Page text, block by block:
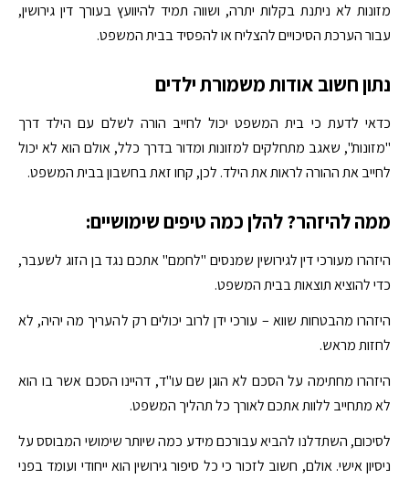
מזונות לא ניתנת בקלות יתרה, ושווה תמיד להיוועץ בעורך דין גירושין,
עבור הערכת הסיכויים להצליח או להפסיד בבית המשפט.
נתון חשוב אודות משמורת ילדים
כדאי לדעת כי בית המשפט יכול לחייב הורה לשלם עם הילד דרך
"מזונות", שאגב מתחלקים למזונות ומדור בדרך כלל, אולם הוא לא יכול
לחייב את ההורה לראות את הילד. לכן, קחו זאת בחשבון בבית המשפט.
ממה להיזהר? להלן כמה טיפים שימושיים:
היזהרו מעורכי דין לגירושין שמנסים "לחמם" אתכם נגד בן הזוג לשעבר,
כדי להוציא תוצאות בבית המשפט.
היזהרו מהבטחות שווא – עורכי ידן לרוב יכולים רק להעריך מה יהיה, לא
לחזות מראש.
היזהרו מחתימה על הסכם לא הוגן שם עו"ד, דהיינו הסכם אשר בו הוא
לא מתחייב ללוות אתכם לאורך כל תהליך המשפט.
לסיכום, השתדלנו להביא עבורכם מידע כמה שיותר שימושי המבוסס על
ניסיון אישי. אולם, חשוב לזכור כי כל סיפור גירושין הוא ייחודי ועומד בפני